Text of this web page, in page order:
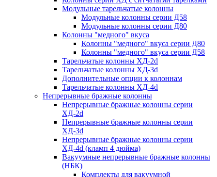
Модульные тарельчатые колонны
Модульные колонны серии Д58
Модульные колонны серии Д80
Колонны "медного" вкуса
Колонны "медного" вкуса серии Д80
Колонны "медного" вкуса серии Д58
Тарельчатые колонны ХД-2d
Тарельчатые колонны ХД-3d
Дополнительные опции к колоннам
Тарельчатые колонны ХД-4d
Непрерывные бражные колонны
Непрерывные бражные колонны серии
ХД-2d
Непрерывные бражные колонны серии
ХД-3d
Непрерывные бражные колонны серии
ХД-4d (кламп 4 дюйма)
Вакуумные непрерывные бражные колонны
(НБК)
Комплекты для вакуумной